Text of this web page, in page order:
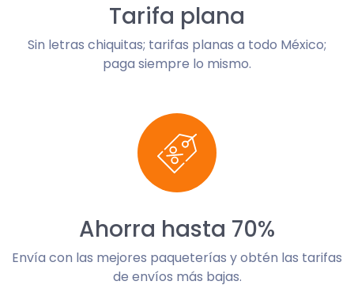
Tarifa plana
Sin letras chiquitas; tarifas planas a todo México;
paga siempre lo mismo.
Ahorra hasta 70%
Envía con las mejores paqueterías y obtén las tarifas
de envíos más bajas.